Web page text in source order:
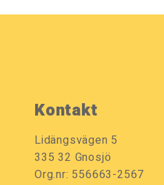
Kontakt
Lidängsvägen 5
335 32 Gnosjö
Org.nr: 556663-2567